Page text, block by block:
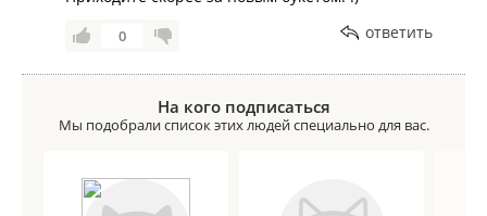
0 ответить
На кого подписаться
Мы подобрали список этих людей специально для вас.